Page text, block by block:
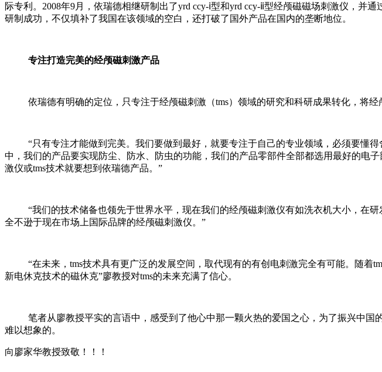
际专利。2008年9月，依瑞德相继研制出了yrd ccy-ⅰ型和yrd ccy-ⅱ型经颅磁磁场刺激仪，并
研制成功，不仅填补了我国在该领域的空白，还打破了国外产品在国内的垄断地位。
专注打造完美的经颅磁刺激产品
依瑞德有明确的定位，只专注于经颅磁刺激（tms）领域的研究和科研成果转化，将经
“只有专注才能做到完美。我们要做到最好，就要专注于自己的专业领域，必须要懂得
中，我们的产品要实现防尘、防水、防虫的功能，我们的产品零部件全部都选用最好的电
激仪或tms技术就要想到依瑞德产品。”
“我们的技术储备也领先于世界水平，现在我们的经颅磁刺激仪有如洗衣机大小，在研
全不逊于现在市场上国际品牌的经颅磁刺激仪。”
“在未来，tms技术具有更广泛的发展空间，取代现有的有创电刺激完全有可能。随着
新电休克技术的磁休克”廖教授对tms的未来充满了信心。
笔者从廖教授平实的言语中，感受到了他心中那一颗火热的爱国之心，为了振兴中国
难以想象的。
向廖家华教授致敬！！！